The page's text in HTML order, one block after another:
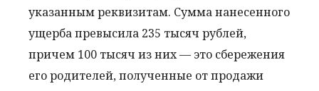
указанным реквизитам. Сумма нанесенного
ущерба превысила 235 тысяч рублей,
причем 100 тысяч из них — это сбережения
его родителей, полученные от продажи